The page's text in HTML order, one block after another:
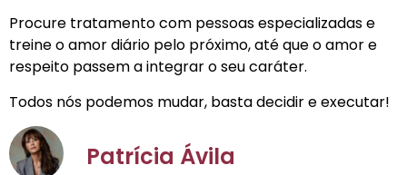
Procure tratamento com pessoas especializadas e
treine o amor diário pelo próximo, até que o amor e
respeito passem a integrar o seu caráter.
Todos nós podemos mudar, basta decidir e executar!
Patrícia Ávila